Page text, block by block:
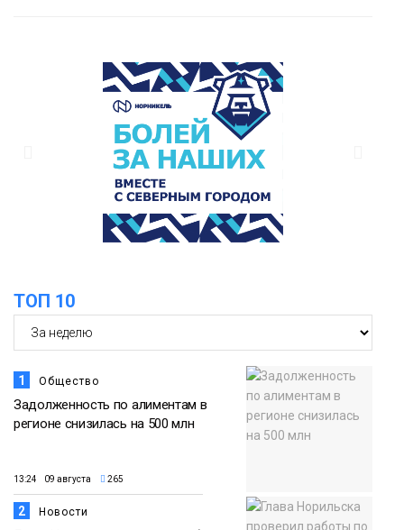
скверы и тысячи растений появятся по
всему городу
Итальянский шеф-повар Федерико
Арнальди изучает кухню и прошлое
Норильска
Спорт
Игрок ФК «Норильск» Артём Антошкин
ТОП 10
1 Общество
Задолженность по алиментам в
регионе снизилась на 500 млн
13:24 09 августа 265
2 Новости